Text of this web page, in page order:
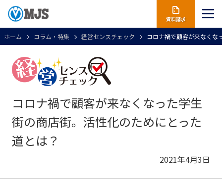
資料請求
ホーム コラム・特集 経営センスチェック コロナ禍で顧客が来なくな
コロナ禍で顧客が来なくなった学生
街の商店街。活性化のためにとった
道とは？
2021年4月3日